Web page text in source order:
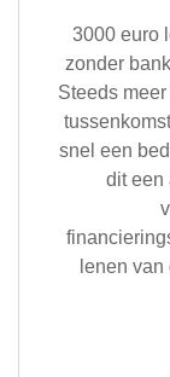
3000 euro
zonder
Steeds
snel een
dit een
lenen